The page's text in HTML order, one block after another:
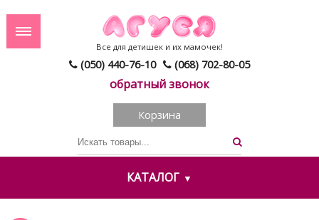
(050) 440-76-10 (068) 702-80-05
обратный звонок
Все для детишек и их мамочек!
Корзина
КАТАЛОГ